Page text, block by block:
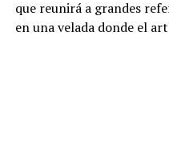
que reunirá a grandes
en una velada donde el